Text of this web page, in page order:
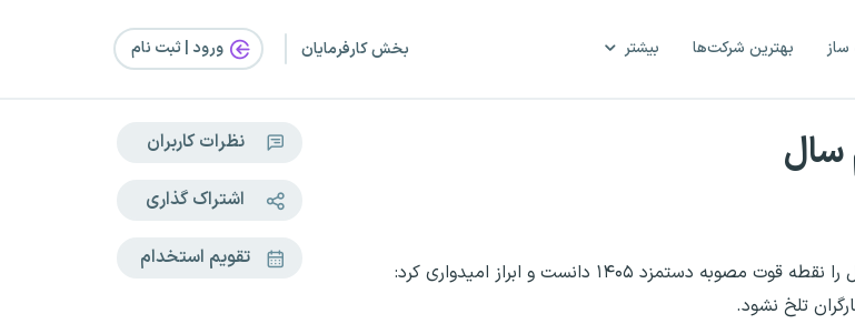
ساز بهترین شرکت‌ها بیشتر بخش کارفرمایان ورود | ثبت‌ نام
سال
رئیس اتحادیه کارگران قراردادی و پیمانی بازنگری دستمزد در نیمه دوم سال را نقطه قوت مصوبه دستمزد ۱۴۰۵ دانست و ابراز امیدواری کرد:
نظرات کاربران
اشتراک گذاری
تقویم استخدام